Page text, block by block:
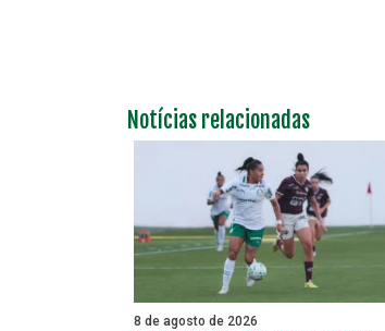
Notícias relacionadas
8 de agosto de 2026